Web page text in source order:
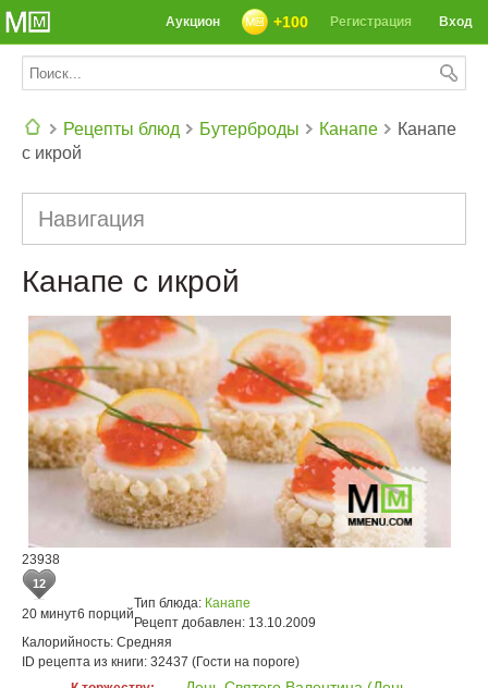
Вход
Регистрация
+100
Аукцион
Рецепты блюд Бутерброды Канапе
Канапе
с икрой
Навигация
Канапе с икрой
23938
12
20 минут6 порций
Тип блюда: Канапе
Рецепт добавлен: 13.10.2009
Калорийность: Средняя
ID рецепта из книги: 32437 (Гости на пороге)